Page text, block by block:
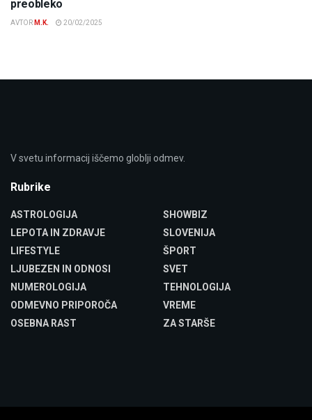
preobleko
AVTOR M.K. 20/02/2025
V svetu informacij iščemo globlji odmev.
Rubrike
ASTROLOGIJA
LEPOTA IN ZDRAVJE
LIFESTYLE
LJUBEZEN IN ODNOSI
NUMEROLOGIJA
ODMEVNO PRIPOROČA
OSEBNA RAST
SHOWBIZ
SLOVENIJA
ŠPORT
SVET
TEHNOLOGIJA
VREME
ZA STARŠE